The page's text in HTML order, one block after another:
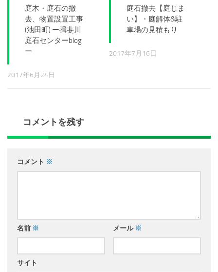
庭木・庭石の撤
去、物置設置工事
(池田町) ー揖斐川
庭石センターblog
ー
2017年6月24日
庭石撤去【庭じま
い】・庭解体&駐
車場の見積もり
2017年7月16日
コメントを残す
コメント ※
名前 ※ メール ※
サイト